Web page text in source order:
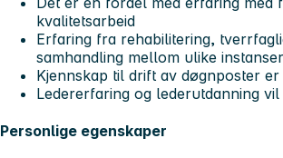
kvalitetsarbeid
Erfaring fra rehabilitering,
samhandling mellom ulike
Kjennskap til drift av døgnposter
Ledererfaring og lederutdanning
Personlige egenskaper